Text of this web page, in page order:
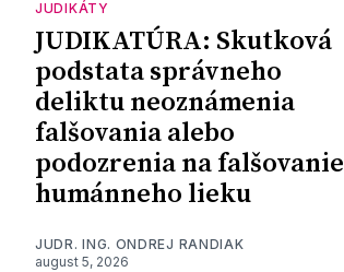
JUDIKÁTY
JUDIKATÚRA: Skutková
podstata správneho
deliktu neoznámenia
falšovania alebo
podozrenia na falšovanie
humánneho lieku
JUDR. ING. ONDREJ RANDIAK
august 5, 2026